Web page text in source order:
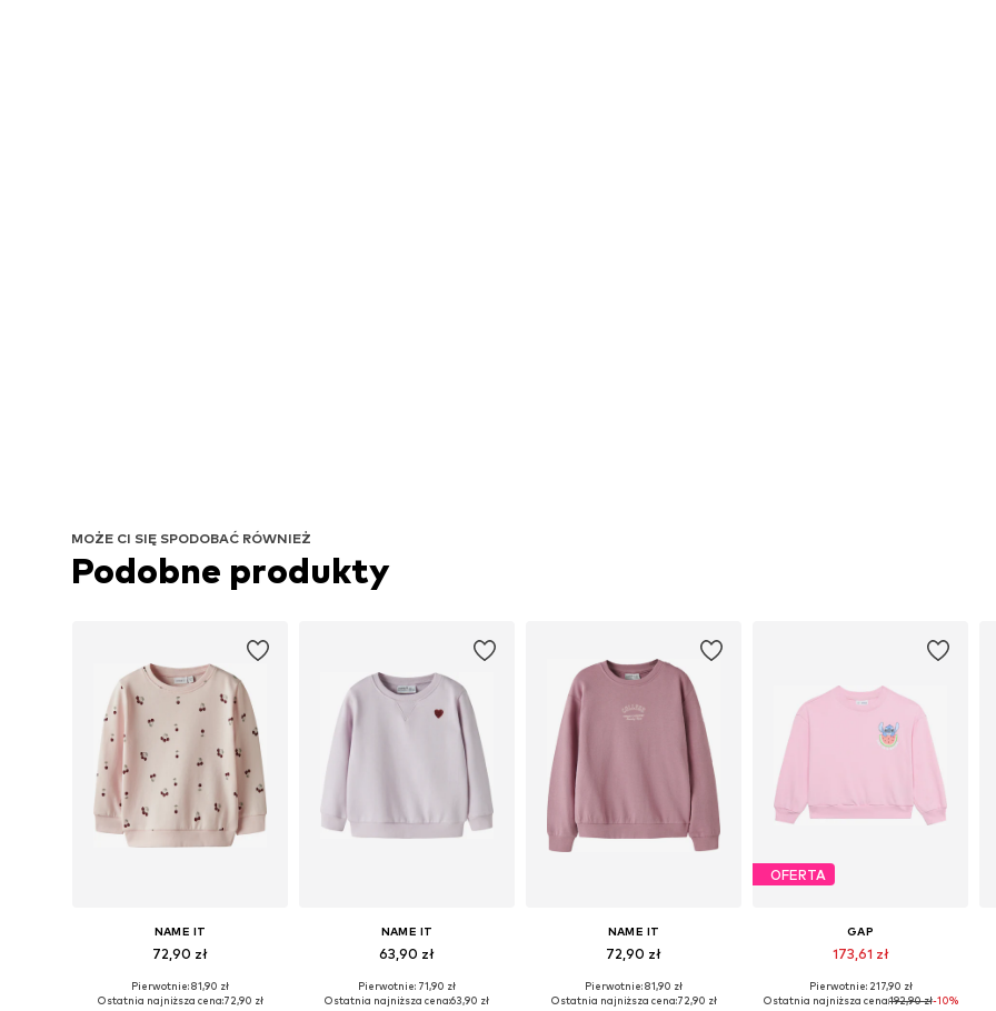
MOŻE CI SIĘ SPODOBAĆ RÓWNIEŻ
Podobne produkty
NAME IT
72,90 zł
Dostępne w różnych rozmiarach
Pierwotnie: 81,90 zł
Ostatnia najniższa cena:72,90 zł
NAME IT
63,90 zł
Dostępne w różnych rozmiarach
Pierwotnie: 71,90 zł
Ostatnia najniższa cena:63,90 zł
NAME IT
72,90 zł
Pierwotnie: 81,90 zł
Ostatnia najniższa cena:72,90 zł
OFERTA
GAP
173,61 zł
Dostępne w różnych rozmiarach
Pierwotnie: 217,90 zł
Ostatnia najniższa cena:192,90 zł-10%